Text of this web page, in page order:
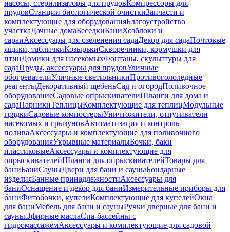
насосы, стерилизаторы для прудовКомпрессоры для
прудовСтанции биологической очисткиЗапчасти и
комплектующие для оборудованияБлагоустройство
участкаДачные домаБеседкиБаниХозблоки и
сараиАксессуары для озеленения садаДекор для садаПочтовые
ящики, табличкиКозырькиСкворечники, кормушки для
птицДомики для насекомыхФонтаны, скульптуры для
садаПруды, аксессуары для прудовУличные
обогревателиУличные светильникиПротивогололедные
реагентыДекоративный щебеньСад и огородПоливочное
оборудованиеСадовые опрыскивателиШланги для дома и
садаПарникиТеплицыКомплектующие для теплицМодульные
грядкиСадовые компостерыУничтожители, отпугиватели
насекомых и грызуновАвтоматизация и контроль
поливаАксессуары и комплектующие для поливочного
оборудованияУкрывные материалыБочки, баки
пластиковыеАксессуары и комплектующие для
опрыскивателейШланги для опрыскивателейТовары для
баниБаниСауныДвери для бани и сауныБондарные
изделияБанные принадлежностиАксессуары для
баниОснащение и декор для баниИзмерительные приборы для
баниФитобочки, купелиКомплектующие для купелейОкна
для баниМебель для бани и сауныРучки дверные для бани и
сауныЭфирные маслаСпа-бассейны с
гидромассажемАксессуары и комплектующие для садовой